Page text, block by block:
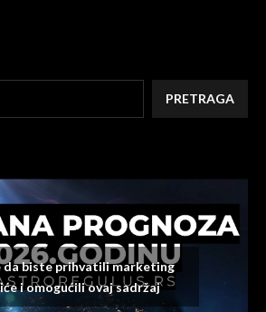
PRETRAGA
biste prihvatili marketing
i omogućili ovaj sadržaj